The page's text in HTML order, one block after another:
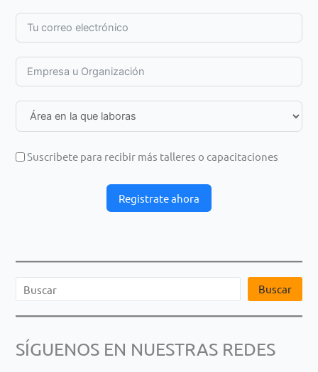
Suscribete para recibir más talleres o capacitaciones
Registrate ahora
c
Buscar
SÍGUENOS EN NUESTRAS REDES